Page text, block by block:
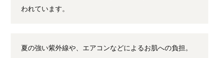
われています。
夏の強い紫外線や、エアコンなどによるお肌への負担。